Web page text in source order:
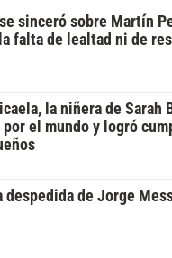
sinceró sobre Martín
falta de lealtad ni de
la niñera de Sarah
por el mundo y logró
despedida de Jorge